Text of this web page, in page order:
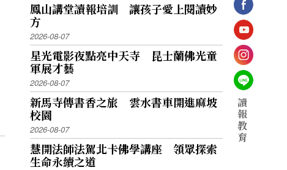
鳳山講堂讀報培訓 讓孩子愛上閱讀妙
方
2026-08-07
星光電影夜點亮中天寺 昆士蘭佛光童
軍展才藝
2026-08-07
新馬寺傳書香之旅 雲水書車開進麻坡
校園
2026-08-07
慧開法師法駕北卡佛學講座 領眾探索
生命永續之道
讀
報
教
育